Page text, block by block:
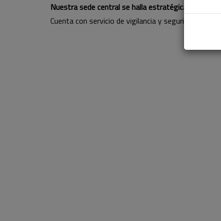
Nuestra sede central se halla estratégicamente
Cuenta con servicio de vigilancia y seguridad para